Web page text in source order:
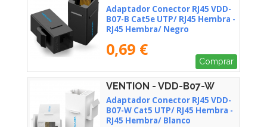
Adaptador Conector RJ45 VDD-
B07-B Cat5e UTP/ RJ45 Hembra -
RJ45 Hembra/ Negro
0,69 €
Comprar
VENTION - VDD-B07-W
Adaptador Conector RJ45 VDD-
B07-W Cat5 UTP/ RJ45 Hembra -
RJ45 Hembra/ Blanco